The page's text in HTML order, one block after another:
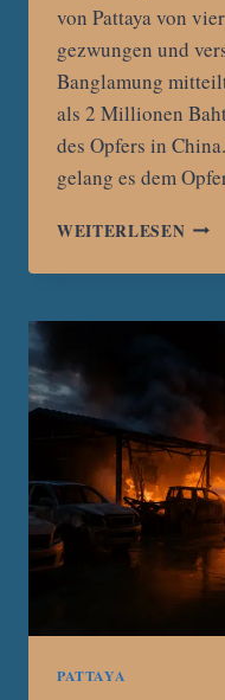
von Pattaya von
gezwungen und
Banglamung
als 2 Millionen
des Opfers in
gelang es dem
WEITERLESENVIER
PATTAYA